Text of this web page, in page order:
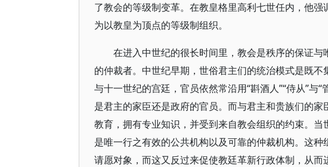
了教会的等级制变革。在教皇格里高利七世任内，他
为以教皇为顶点的等级制组织。
在进入中世纪的很长时间里，教会是秩序的保证
的仲裁者。中世纪早期，世俗君主们的统治模式是既
与十一世纪的宫廷，官员依然常沿用“斟酒人”“侍从”与
是君主的家臣还是政府的官员。而与君主和贵族们的
教育，拥有专业知识，并受到来自教会组织的约束。
是唯一行之有效的公共机构以及可靠的仲裁机构。这
请愿对象，而这又反过来促使教廷革新行政体制，从